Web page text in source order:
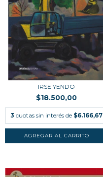
IRSE YENDO
$18.500,00
3 cuotas sin interés de $6.166,67